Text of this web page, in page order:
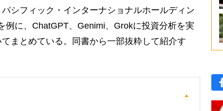
シフィック・インターナショナルホールディン
例に、ChatGPT、Genimi、Grokに投資分析を実
まとめている。同書から一部抜粋して紹介す